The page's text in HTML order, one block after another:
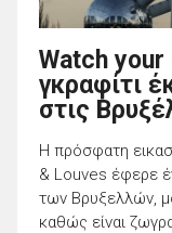
Watch
γκραφίτι
στις
Η πρόσφατη
& Louves έφερε
των Βρυξελλών,
καθώς είναι